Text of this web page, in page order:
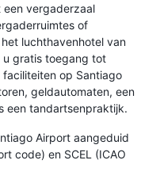
een vergaderzaal
of
luchthavenhotel van
u gratis toegang tot
op Santiago
geldautomaten, een
een tandartsenpraktijk.
Airport aangeduid
code) en SCEL (ICAO